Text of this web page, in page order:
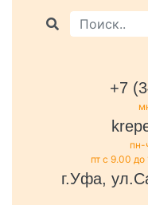
+7
пн-
пт с 9.00
г.Уфа,